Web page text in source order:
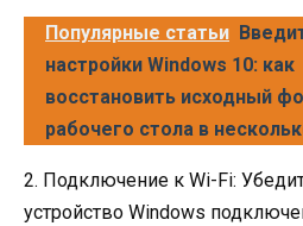
Популярные статьи
настройки Windows 10: как
восстановить исходный
рабочего стола в
2. Подключение к Wi-Fi:
устройство Windows